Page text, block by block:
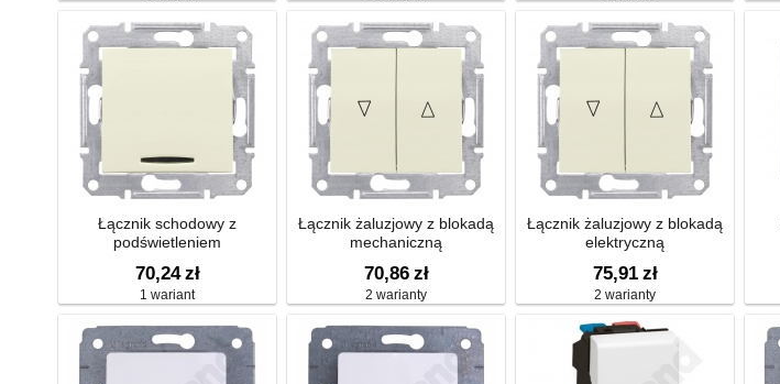
Łącznik schodowy z
podświetleniem
70,24 zł
1 wariant
Łącznik żaluzjowy z blokadą
mechaniczną
70,86 zł
2 warianty
Łącznik żaluzjowy z blokadą
elektryczną
75,91 zł
2 warianty